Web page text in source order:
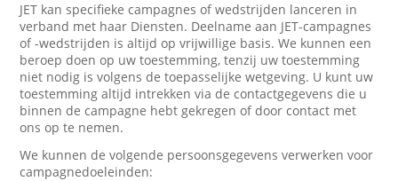
JET kan specifieke campagnes of wedstrijden lanceren in
verband met haar Diensten. Deelname aan JET-campagnes
of -wedstrijden is altijd op vrijwillige basis. We kunnen een
beroep doen op uw toestemming, tenzij uw toestemming
niet nodig is volgens de toepasselijke wetgeving. U kunt uw
toestemming altijd intrekken via de contactgegevens die u
binnen de campagne hebt gekregen of door contact met
ons op te nemen.
We kunnen de volgende persoonsgegevens verwerken voor
campagnedoeleinden: